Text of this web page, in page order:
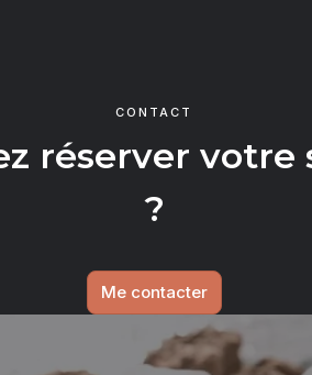
CONTACT
réserver votre
?
Me contacter